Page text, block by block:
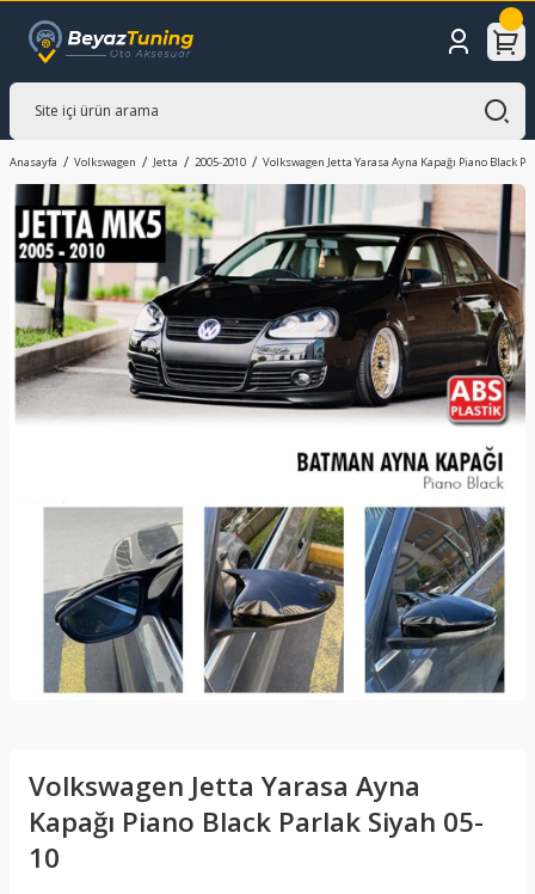
Anasayfa Volkswagen Jetta 2005-2010 Volkswagen Jetta Yarasa Ayna Kapağı Piano Black
Volkswagen Jetta Yarasa Ayna
Kapağı Piano Black Parlak Siyah 05-
10